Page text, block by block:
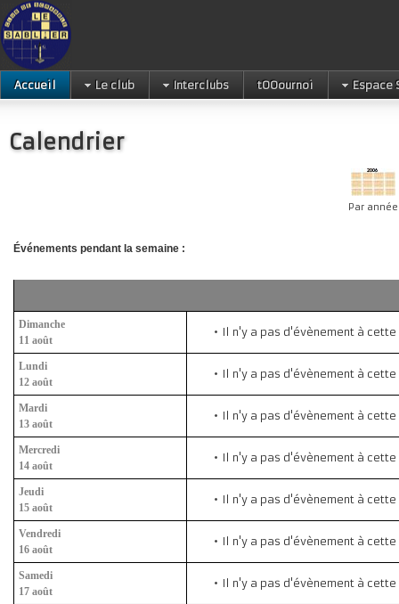
Accueil Le club Interclubs tOOournoi Espace
Calendrier
Par année
Événements pendant la semaine :
Dimanche
11 août
Il n'y a pas d'évènement à
Lundi
12 août
Il n'y a pas d'évènement à
Mardi
13 août
Il n'y a pas d'évènement à
Mercredi
14 août
Il n'y a pas d'évènement à
Jeudi
15 août
Il n'y a pas d'évènement à
Vendredi
16 août
Il n'y a pas d'évènement à
Samedi
17 août
Il n'y a pas d'évènement à